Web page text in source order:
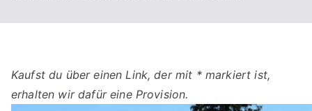
Kaufst du über einen Link, der mit * markiert ist,
erhalten wir dafür eine Provision.